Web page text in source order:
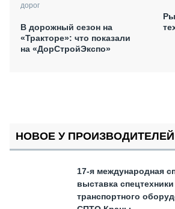
дорог
В дорожный сезон на
«Тракторе»: что показали
на «ДорСтройЭкспо»
НОВОЕ У ПРОИЗВОДИТЕЛЕЙ
17-я международная
выставка
транспортного